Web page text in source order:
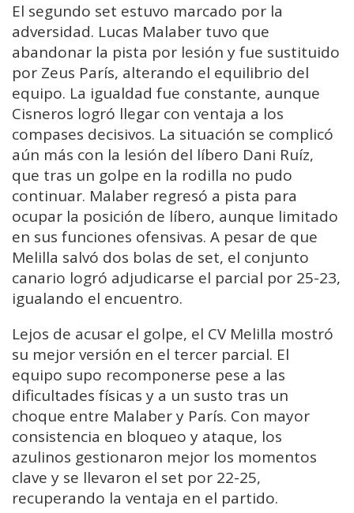
El segundo set estuvo marcado por la
adversidad. Lucas Malaber tuvo que
abandonar la pista por lesión y fue sustituido
por Zeus París, alterando el equilibrio del
equipo. La igualdad fue constante, aunque
Cisneros logró llegar con ventaja a los
compases decisivos. La situación se complicó
aún más con la lesión del líbero Dani Ruíz,
que tras un golpe en la rodilla no pudo
continuar. Malaber regresó a pista para
ocupar la posición de líbero, aunque limitado
en sus funciones ofensivas. A pesar de que
Melilla salvó dos bolas de set, el conjunto
canario logró adjudicarse el parcial por 25-23,
igualando el encuentro.
Lejos de acusar el golpe, el CV Melilla mostró
su mejor versión en el tercer parcial. El
equipo supo recomponerse pese a las
dificultades físicas y a un susto tras un
choque entre Malaber y París. Con mayor
consistencia en bloqueo y ataque, los
azulinos gestionaron mejor los momentos
clave y se llevaron el set por 22-25,
recuperando la ventaja en el partido.